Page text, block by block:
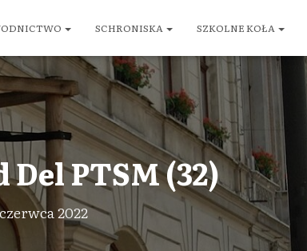
SCHRONISKA SZKOLNE KOŁA
PTSM (32)
2022